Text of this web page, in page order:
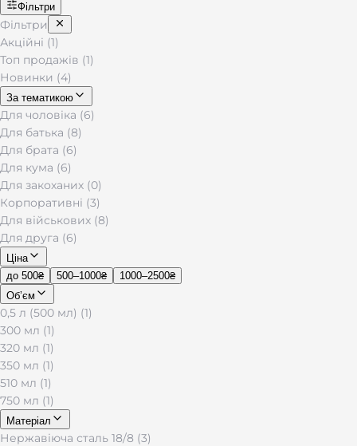
Фільтри
Фільтри
Акційні (1)
Топ продажів (1)
Новинки (4)
За тематикою
Для чоловіка (6)
Для батька (8)
Для брата (6)
Для кума (6)
Для закоханих (0)
Корпоративні (3)
Для військових (8)
Для друга (6)
Ціна
до 500₴
500–1000₴
1000–2500₴
Обʼєм
0,5 л (500 мл) (1)
300 мл (1)
320 мл (1)
350 мл (1)
510 мл (1)
750 мл (1)
Матеріал
Нержавіюча сталь 18/8 (3)